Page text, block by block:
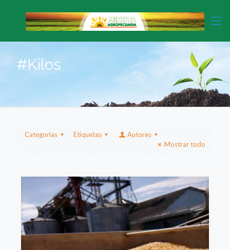
#Kilos
Categorias Etiquetas
Autores
Mostrar todo